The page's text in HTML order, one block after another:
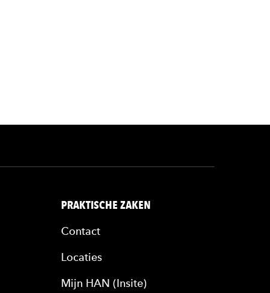
PRAKTISCHE ZAKEN
Contact
Locaties
Mijn HAN (Insite)